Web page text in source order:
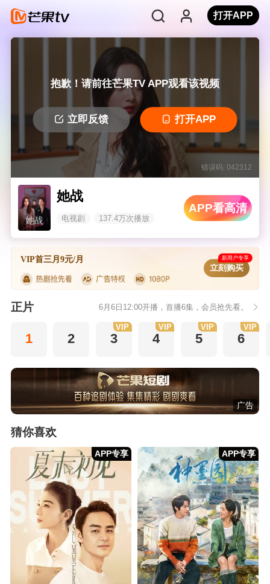
打开APP
抱歉！请前往芒果TV APP观看该视频
立即反馈 打开APP
错误码: 042312
她战
电视剧 137.4万次播放
APP看高清
VIP首三月9元/月 新用户专享
立刻购买
正片 6月6日12:00开播，首播6集，会员抢先看。
1 2 3
VIP
4
VIP
5
VIP
6
VIP
广告
猜你喜欢
APP专享 APP专享